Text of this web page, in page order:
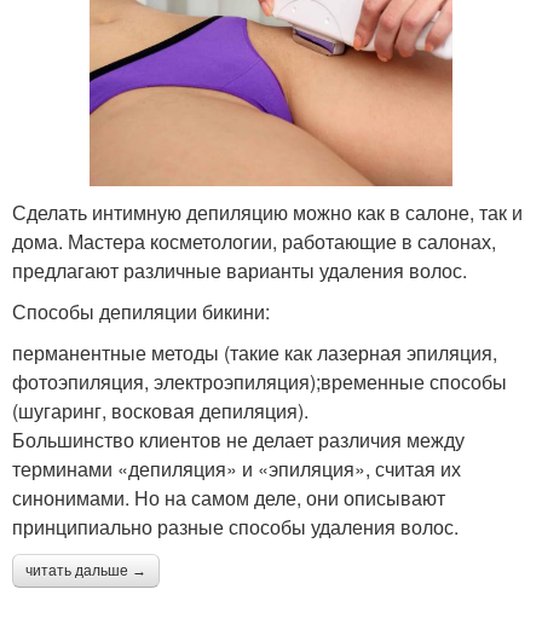
Сделать интимную депиляцию можно как в салоне, так и
дома. Мастера косметологии, работающие в салонах,
предлагают различные варианты удаления волос.
Способы депиляции бикини:
перманентные методы (такие как лазерная эпиляция,
фотоэпиляция, электроэпиляция);временные способы
(шугаринг, восковая депиляция).
Большинство клиентов не делает различия между
терминами «депиляция» и «эпиляция», считая их
синонимами. Но на самом деле, они описывают
принципиально разные способы удаления волос.
читать дальше →